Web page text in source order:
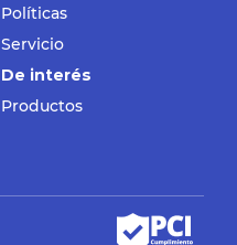
Políticas
Servicio
De interés
Productos